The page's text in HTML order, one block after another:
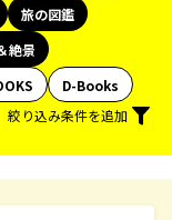
旅の図鑑
絶景
D-Books
絞り込み条件を追加